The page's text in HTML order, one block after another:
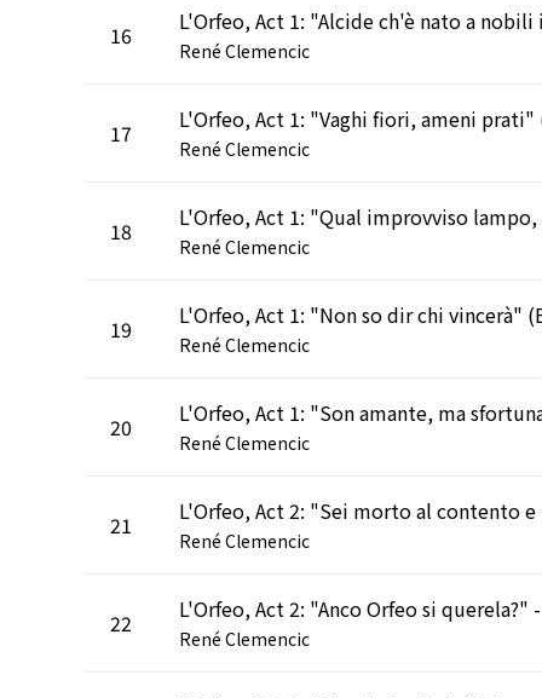
16
René Clemencic
17
René Clemencic
18
René Clemencic
19
René Clemencic
20
René Clemencic
21
René Clemencic
22
René Clemencic